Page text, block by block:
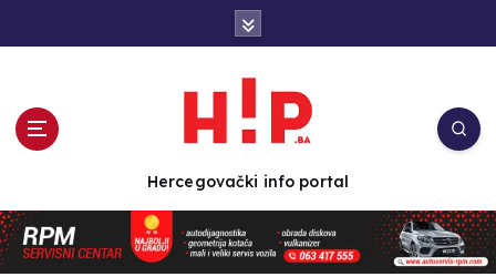
n
t
e
Hercegovački info portal